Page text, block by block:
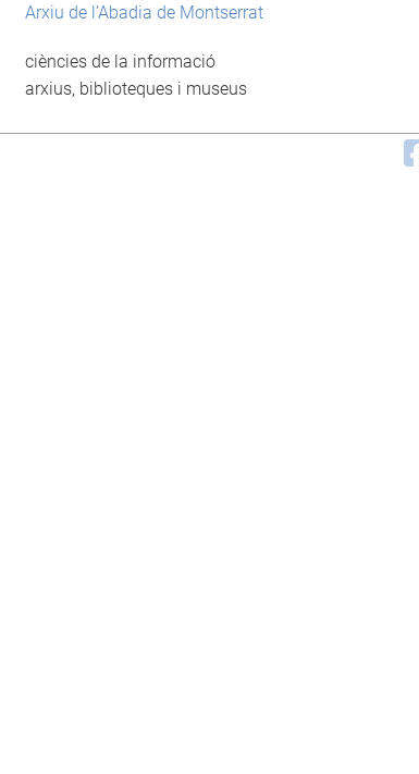
Arxiu de l’Abadia de Montserrat
ciències de la informació
arxius, biblioteques i museus